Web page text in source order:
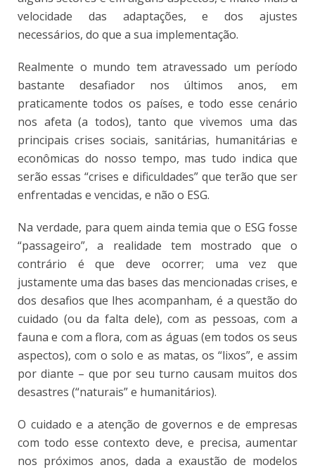
velocidade das adaptações, e dos ajustes
necessários, do que a sua implementação.
Realmente o mundo tem atravessado um período
bastante desafiador nos últimos anos, em
praticamente todos os países, e todo esse cenário
nos afeta (a todos), tanto que vivemos uma das
principais crises sociais, sanitárias, humanitárias e
econômicas do nosso tempo, mas tudo indica que
serão essas “crises e dificuldades” que terão que ser
enfrentadas e vencidas, e não o ESG.
Na verdade, para quem ainda temia que o ESG fosse
“passageiro”, a realidade tem mostrado que o
contrário é que deve ocorrer; uma vez que
justamente uma das bases das mencionadas crises, e
dos desafios que lhes acompanham, é a questão do
cuidado (ou da falta dele), com as pessoas, com a
fauna e com a flora, com as águas (em todos os seus
aspectos), com o solo e as matas, os “lixos”, e assim
por diante – que por seu turno causam muitos dos
desastres (“naturais” e humanitários).
O cuidado e a atenção de governos e de empresas
com todo esse contexto deve, e precisa, aumentar
nos próximos anos, dada a exaustão de modelos